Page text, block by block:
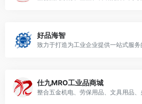
好品海智
仕九MRO工业品商城